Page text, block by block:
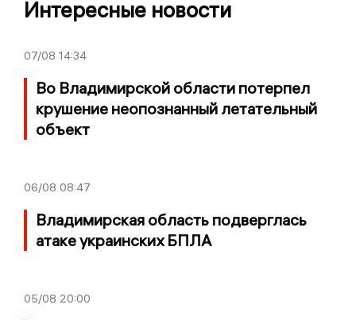
Интересные новости
07/08 14:34
Во Владимирской области потерпел
крушение неопознанный летательный
объект
06/08 08:47
Владимирская область подверглась
атаке украинских БПЛА
05/08 20:00